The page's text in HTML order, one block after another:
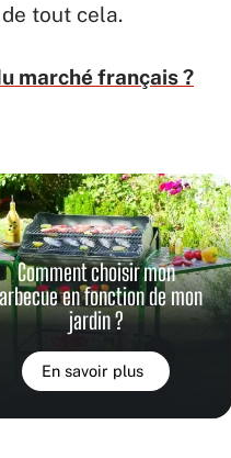
tout cela.
marché français ?
Comment choisir mon
en fonction de mon
jardin ?
En savoir plus